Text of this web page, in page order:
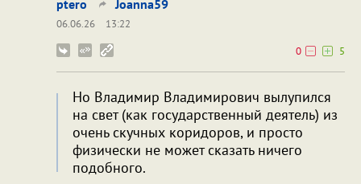
ptero Joanna59
06.06.26
13:22
0
5
Но Владимир Владимирович вылупился
на свет (как государственный деятель) из
очень скучных коридоров, и просто
физически не может сказать ничего
подобного.